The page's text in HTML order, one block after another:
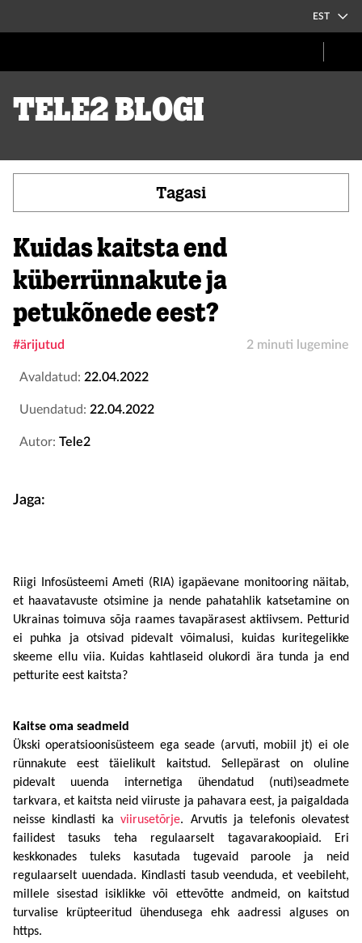
EST
Tele2 blogi
Tagasi
Kuidas kaitsta end
küberrünnakute ja
petukõnede eest?
#ärijutud 2 minuti lugemine
Avaldatud: 22.04.2022
Uuendatud: 22.04.2022
Autor: Tele2
Jaga:
Riigi Infosüsteemi Ameti (RIA) igapäevane monitooring näitab,
et haavatavuste otsimine ja nende pahatahlik katsetamine on
Ukrainas toimuva sõja raames tavapärasest aktiivsem. Petturid
ei puhka ja otsivad pidevalt võimalusi, kuidas kuritegelikke
skeeme ellu viia. Kuidas kahtlaseid olukordi ära tunda ja end
petturite eest kaitsta?
Kaitse oma seadmeid
Ükski operatsioonisüsteem ega seade (arvuti, mobiil jt) ei ole
rünnakute eest täielikult kaitstud. Sellepärast on oluline
pidevalt uuenda internetiga ühendatud (nuti)seadmete
tarkvara, et kaitsta neid viiruste ja pahavara eest, ja paigaldada
neisse kindlasti ka viirusetõrje. Arvutis ja telefonis olevatest
failidest tasuks teha regulaarselt tagavarakoopiaid. Eri
keskkonades tuleks kasutada tugevaid paroole ja neid
regulaarselt uuendada. Kindlasti tasub veenduda, et veebileht,
millele sisestad isiklikke või ettevõtte andmeid, on kaitstud
turvalise krüpteeritud ühendusega ehk aadressi alguses on
https.